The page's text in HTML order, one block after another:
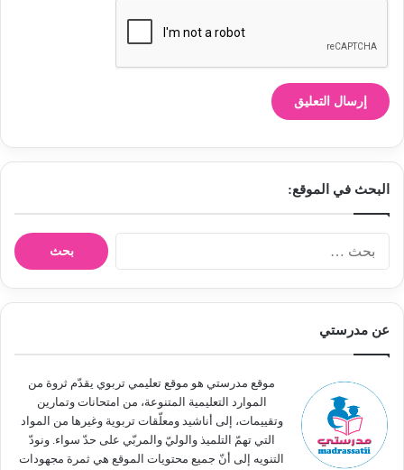
البحث في الموقع:
ن
عن مدرستي
موقع مدرستي هو موقع تعليمي تربوي يقدّم ثروة من
الموارد التعليمية المتنوعة، من امتحانات وتمارين
وتقييمات، إلى أناشيد ومعلّقات تربوية وغيرها من المواد
التي تهمّ التلميذ والوليّ والمربّي على حدّ سواء. ونودّ
التنويه إلى أنّ جميع محتويات الموقع هي ثمرة مجهودات